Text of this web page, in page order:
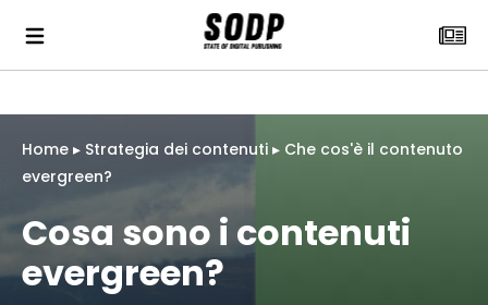
Home ▸ Strategia dei contenuti ▸ Che cos'è il contenuto
evergreen?
Cosa sono i contenuti
evergreen?